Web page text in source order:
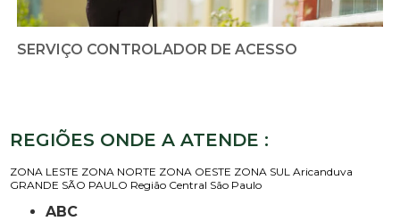
SERVIÇO CONTROLADOR DE ACESSO
REGIÕES ONDE A ATENDE :
ZONA LESTE ZONA NORTE ZONA OESTE ZONA SUL Aricanduva
GRANDE SÃO PAULO Região Central São Paulo
ABC